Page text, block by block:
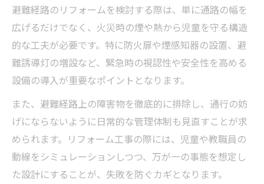
避難経路のリフォームを検討する際は、単に通路の幅を
広げるだけでなく、火災時の煙や熱から児童を守る構造
的な工夫が必要です。特に防火扉や煙感知器の設置、避
難誘導灯の増設など、緊急時の視認性や安全性を高める
設備の導入が重要なポイントとなります。
また、避難経路上の障害物を徹底的に排除し、通行の妨
げにならないように日常的な管理体制も見直すことが求
められます。リフォーム工事の際には、児童や教職員の
動線をシミュレーションしつつ、万が一の事態を想定し
た設計にすることが、失敗を防ぐカギとなります。